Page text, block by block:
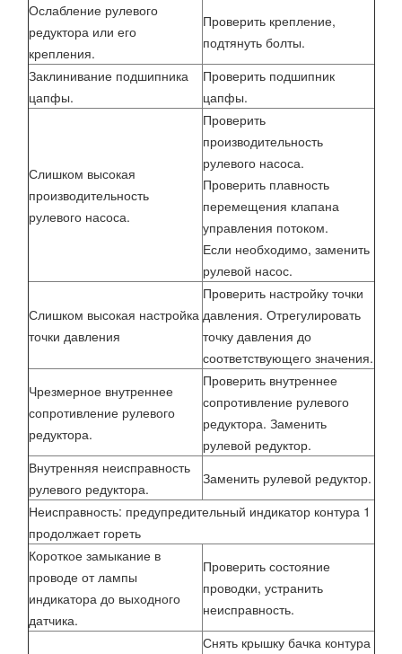
Ослабление рулевого
редуктора или его
крепления.
Проверить крепление,
подтянуть болты.
Заклинивание подшипника
цапфы.
Проверить подшипник
цапфы.
Слишком высокая
производительность
рулевого насоса.
Проверить
производительность
рулевого насоса.
Проверить плавность
перемещения клапана
управления потоком.
Если необходимо, заменить
рулевой насос.
Слишком высокая настройка
точки давления
Проверить настройку точки
давления. Отрегулировать
точку давления до
соответствующего значения.
Чрезмерное внутреннее
сопротивление рулевого
редуктора.
Проверить внутреннее
сопротивление рулевого
редуктора. Заменить
рулевой редуктор.
Внутренняя неисправность
рулевого редуктора.
Заменить рулевой редуктор.
Неисправность: предупредительный индикатор контура 1
продолжает гореть
Короткое замыкание в
проводе от лампы
индикатора до выходного
датчика.
Проверить состояние
проводки, устранить
неисправность.
Снять крышку бачка контура